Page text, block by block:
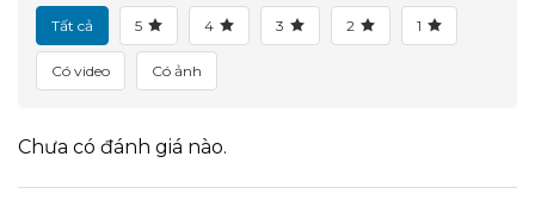
Tất cả 5 4 3 2 1
Có video Có ảnh
Chưa có đánh giá nào.